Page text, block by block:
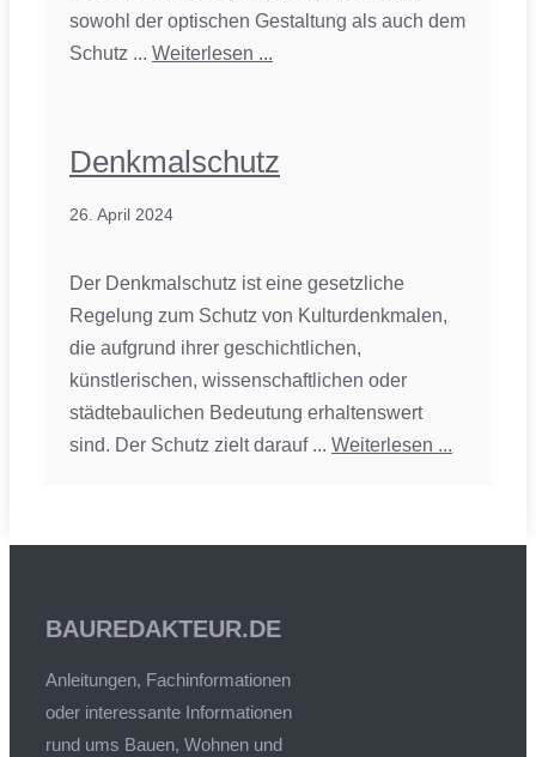
sowohl der optischen Gestaltung als auch dem
Schutz ... Weiterlesen ...
Denkmalschutz
26. April 2024
Der Denkmalschutz ist eine gesetzliche
Regelung zum Schutz von Kulturdenkmalen,
die aufgrund ihrer geschichtlichen,
künstlerischen, wissenschaftlichen oder
städtebaulichen Bedeutung erhaltenswert
sind. Der Schutz zielt darauf ... Weiterlesen ...
BAUREDAKTEUR.DE
Anleitungen, Fachinformationen
oder interessante Informationen
rund ums Bauen, Wohnen und